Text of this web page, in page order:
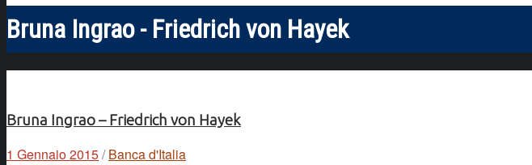
Bruna Ingrao - Friedrich von Hayek
Bruna Ingrao – Friedrich von Hayek
1 Gennaio 2015/ Banca d'Italia